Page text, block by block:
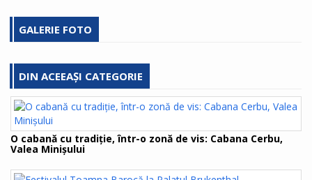
GALERIE FOTO
DIN ACEEAȘI CATEGORIE
O cabană cu tradiție, într-o zonă de vis: Cabana Cerbu,
Valea Minișului